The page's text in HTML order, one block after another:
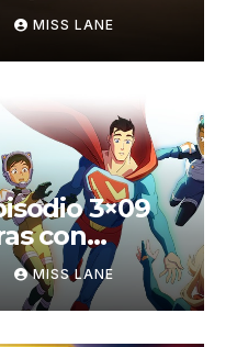
MISS LANE
3×09
con
MISS LANE